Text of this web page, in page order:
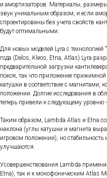
и амортизаторов. Материалы,
звук уникальным образом, и если
спроектированы без учета свойств
будут оптимальными.
Для новых моделей Lyra с
года (Delos, Kleos, Etna, Atlas) Lyra
предварительной загрузки
покоя, так что приложение
катушки в соответствие с магнитами,
положении. Долгие исследования в
теперь привели к следующему уровню -
Таким образом, Lambda Atlas и Etna
наклона (углы катушки и магнита
игровом положении), но стабильность
улучшаются.
Усовершенствования Lambda
Etna), так и к монофоническим Atlas